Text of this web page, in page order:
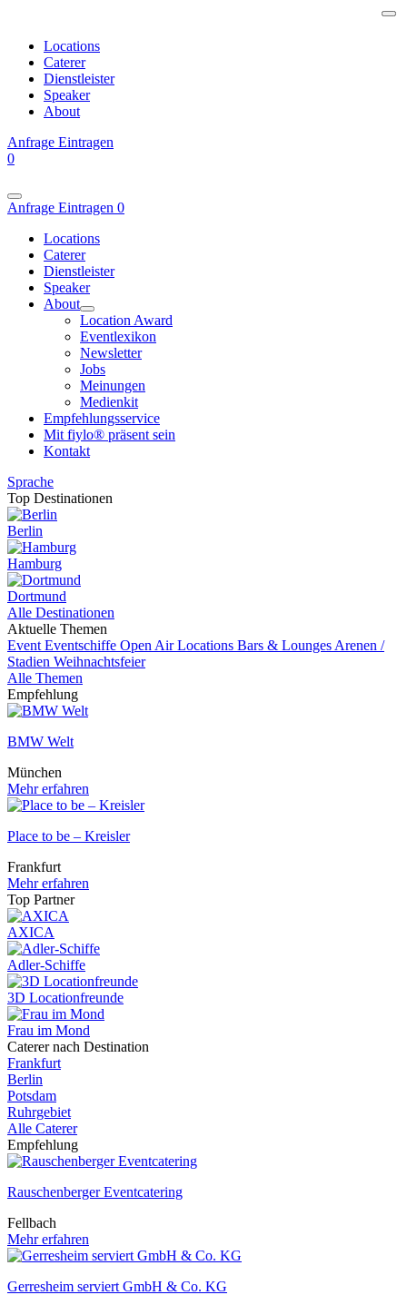
Locations
Caterer
Dienstleister
Speaker
About
Anfrage Eintragen
0
Anfrage Eintragen 0
Locations
Caterer
Dienstleister
Speaker
About
Location Award
Eventlexikon
Newsletter
Jobs
Meinungen
Medienkit
Empfehlungsservice
Mit fiylo® präsent sein
Kontakt
Sprache
Top Destinationen
Berlin
Hamburg
Dortmund
Alle Destinationen
Aktuelle Themen
Event Eventschiffe Open Air Locations Bars & Lounges Arenen /
Stadien Weihnachtsfeier
Alle Themen
Empfehlung
BMW Welt
München
Mehr erfahren
Place to be – Kreisler
Frankfurt
Mehr erfahren
Top Partner
AXICA
Adler-Schiffe
3D Locationfreunde
Frau im Mond
Caterer nach Destination
Frankfurt
Berlin
Potsdam
Ruhrgebiet
Alle Caterer
Empfehlung
Rauschenberger Eventcatering
Fellbach
Mehr erfahren
Gerresheim serviert GmbH & Co. KG